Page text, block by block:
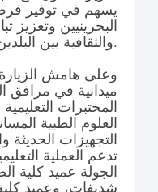
يسهم في توفير
البحرينيين وتعزيز
والثقافية بين البلدين.
وعلى هامش
ميدانية في مرافق
المختبرات
العلوم الطبية
التجهيزات الحديثة
تدعم العملية
الجولة عميد كلية
شديفات، وعميد